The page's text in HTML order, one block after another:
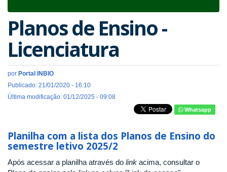
Planos de Ensino -
Licenciatura
por Portal INBIO
Publicado: 21/01/2020 - 16:10
Última modificação: 01/12/2025 - 09:08
Whatsapp
Planilha com a lista dos Planos de Ensino do
semestre letivo 2025/2
Após acessar a planilha através do link acima, consultar o